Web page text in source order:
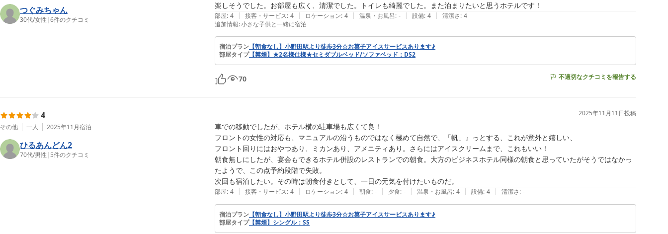
つぐみちゃん
30代/女性 |6件のクチコミ
楽しそうでした。お部屋も広く、清潔でした。トイレも綺麗でした。また泊まりたいと思うホテルです！
部屋: 4 | 接客・サービス: 4 | ロケーション: 4 | 温泉・お風呂: - | 設備: 4 | 清潔さ: 4
追加情報:小さな子供と一緒に宿泊
宿泊プラン 【朝食なし】小野田駅より徒歩3分☆お菓子アイスサービスあります♪
部屋タイプ【禁煙】★2名様仕様★セミダブルベッド/ソファベッド：DS2
70 不適切なクチコミを報告する
4
その他 一人 2025年11月宿泊
ひるあんどん2
70代/男性 | 5件のクチコミ
2025年11月11日投稿
車での移動でしたが、ホテル横の駐車場も広くて良！
フロントの女性の対応も、マニュアルの沿うものではなく極めて自然で、「帆」』っとする、これが意外と嬉しい、
フロント回りにはおやつあり、ミカンあり、アメニティあり。さらにはアイスクリームまで、これもいい！
朝食無しにしたが、宴会もできるホテル併設のレストランでの朝食。大方のビジネスホテル同様の朝食と思っていたがそうではなかっ
たようで、この点予約段階で失敗。
次回も宿泊したい。その時は朝食付きとして、一日の元気を付けたいものだ。
部屋: 4 | 接客・サービス: 4 | ロケーション: 4 | 朝食: - | 夕食: - | 温泉・お風呂: 4 | 設備: 4 | 清潔さ: -
宿泊プラン 【朝食なし】小野田駅より徒歩3分☆お菓子アイスサービスあります♪
部屋タイプ【禁煙】シングル：SS